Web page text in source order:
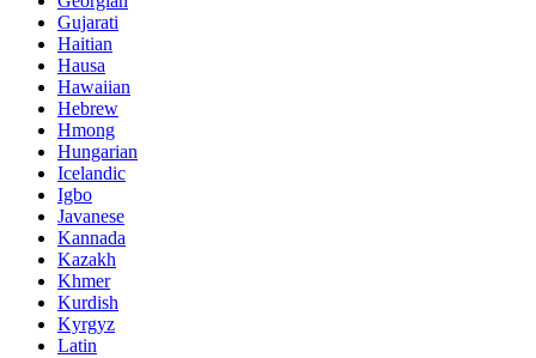
Gujarati
Haitian
Hausa
Hawaiian
Hebrew
Hmong
Hungarian
Icelandic
Igbo
Javanese
Kannada
Kazakh
Khmer
Kurdish
Kyrgyz
Latin